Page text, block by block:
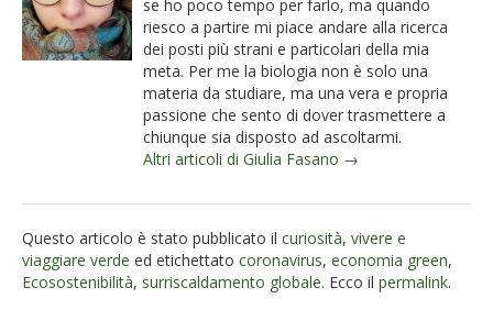
se ho poco tempo per farlo, ma quando
riesco a partire mi piace andare alla ricerca
dei posti più strani e particolari della mia
meta. Per me la biologia non è solo una
materia da studiare, ma una vera e propria
passione che sento di dover trasmettere a
chiunque sia disposto ad ascoltarmi.
Altri articoli di Giulia Fasano →
Questo articolo è stato pubblicato il curiosità, vivere e
viaggiare verde ed etichettato coronavirus, economia green,
Ecosostenibilità, surriscaldamento globale. Ecco il permalink.